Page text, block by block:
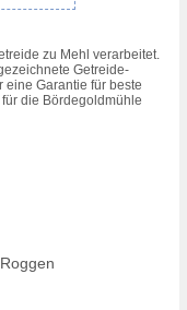
zu Mehl verarbeitet.
Getreide-
eine Garantie für beste
die Bördegoldmühle